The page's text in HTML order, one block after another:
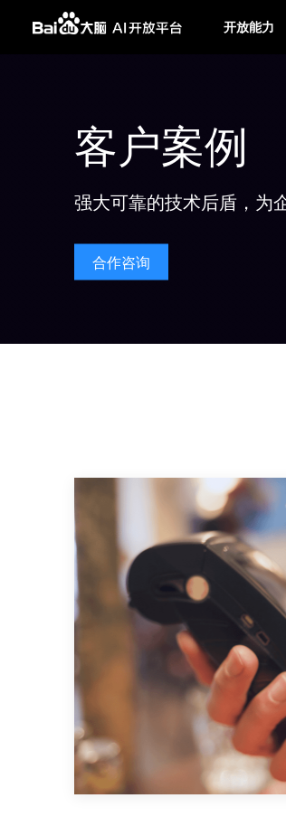
开放能力
客户案例
强大可靠的技术后盾，为
合作咨询